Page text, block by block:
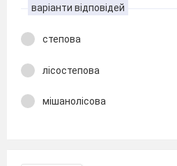
варіанти відповідей
степова
лісостепова
мішанолісова